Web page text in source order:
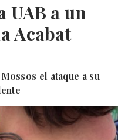
UAB a un
Acabat
el ataque a su